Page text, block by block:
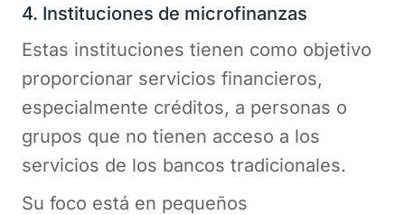
4. Instituciones de microfinanzas
Estas instituciones tienen como objetivo
proporcionar servicios financieros,
especialmente créditos, a personas o
grupos que no tienen acceso a los
servicios de los bancos tradicionales.
Su foco está en pequeños